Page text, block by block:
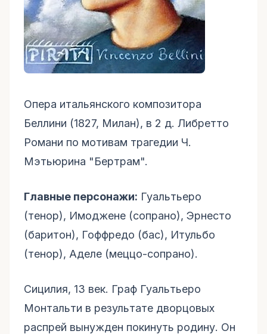
Опера итальянского композитора
Беллини (1827, Милан), в 2 д. Либретто
Романи по мотивам трагедии Ч.
Мэтьюрина "Бертрам".
Главные персонажи: Гуальтьеро
(тенор), Имоджене (сопрано), Эрнесто
(баритон), Гоффредо (бас), Итульбо
(тенор), Аделе (меццо-сопрано).
Сицилия, 13 век. Граф Гуальтьеро
Монтальти в результате дворцовых
распрей вынужден покинуть родину. Он